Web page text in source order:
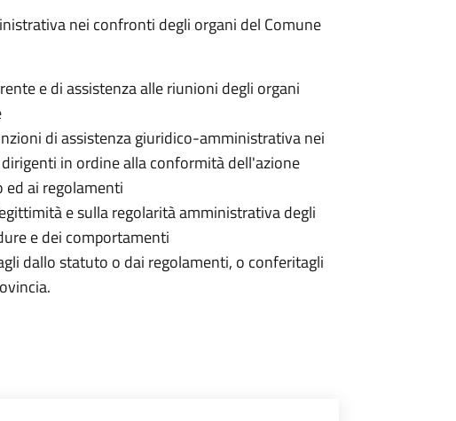
nei confronti degli organi del Comune
e di assistenza alle riunioni degli organi
di assistenza giuridico-amministrativa nei
in ordine alla conformità dell'azione
ai regolamenti
e sulla regolarità amministrativa degli
e dei comportamenti
dallo statuto o dai regolamenti, o conferitagli